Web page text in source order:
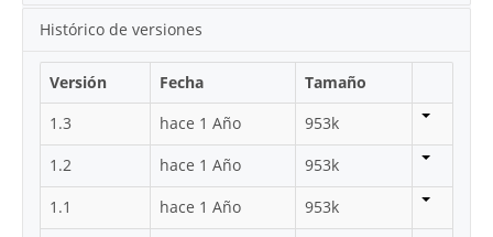
Histórico de versiones
Versión Fecha
Tamaño
1.3
hace 1 Año
953k
1.2
hace 1 Año
953k
1.1
hace 1 Año
953k